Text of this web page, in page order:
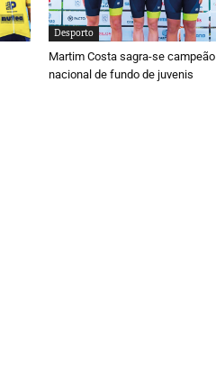
Desporto
Martim Costa sagra-se campeão
nacional de fundo de juvenis